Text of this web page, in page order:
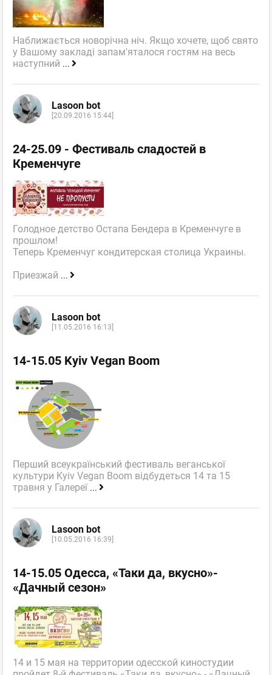
Наближається новорічна ніч. Якщо хочете, щоб свято
у Вашому закладі запам'яталося гостям на весь
наступний ...
Lasoon bot
[20.09.2016 15:44]
24-25.09 - Фестиваль сладостей в
Кременчуге
Голодное детство Остапа Бендера в Кременчуге в
прошлом!
Теперь Кременчуг кондитерская столица Украины.
Приезжай ...
Lasoon bot
[11.05.2016 16:13]
14-15.05 Kyiv Vegan Boom
Перший всеукраїнський фестиваль веганської
культури Kyiv Vegan Boom відбудеться 14 та 15
травня у Галереї ...
Lasoon bot
[10.05.2016 16:39]
14-15.05 Одесса, «Таки да, вкусно»-
«Дачный сезон»
14 и 15 мая на территории одесской киностудии